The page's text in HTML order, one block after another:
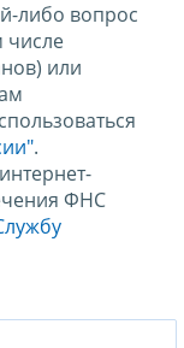
либо вопрос
числе
или
.
ФНС